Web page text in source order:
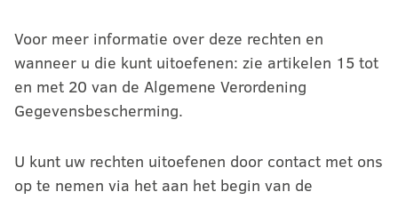
Voor meer informatie over deze rechten en
wanneer u die kunt uitoefenen: zie artikelen 15 tot
en met 20 van de Algemene Verordening
Gegevensbescherming.
U kunt uw rechten uitoefenen door contact met ons
op te nemen via het aan het begin van de